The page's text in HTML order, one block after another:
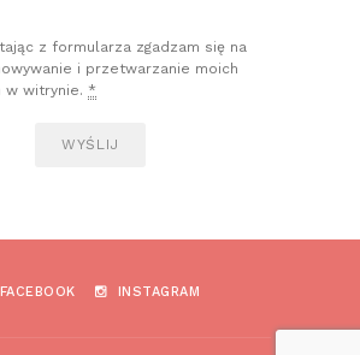
z formularza zgadzam się na
i przetwarzanie moich
w witrynie. *
FACEBOOK INSTAGRAM